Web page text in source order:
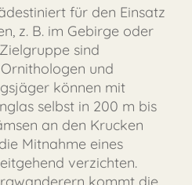
für den Einsatz
z. B. im Gebirge oder
sind
und
können mit
selbst in 200 m bis
an den Krucken
Mitnahme eines
verzichten.